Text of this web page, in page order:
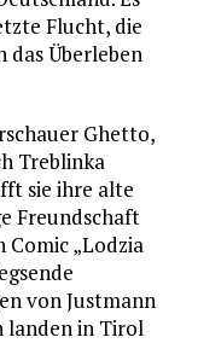
Flucht, die
das Überleben
Ghetto,
Treblinka
sie ihre alte
Freundschaft
„Lodzia
von Justmann
landen in Tirol